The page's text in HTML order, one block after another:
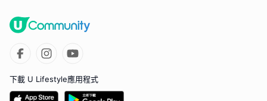
下載 U Lifestyle應用程式